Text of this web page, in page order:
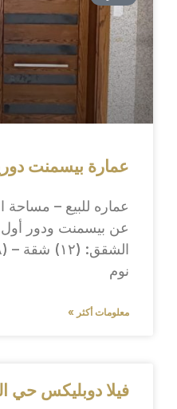
عمارة بيسمنت
عن بيسمنت ودور
نوم
معلومات أكثر »
فيلا دوبليكس حي